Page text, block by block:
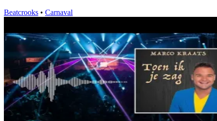
Beatcrooks • Carnaval